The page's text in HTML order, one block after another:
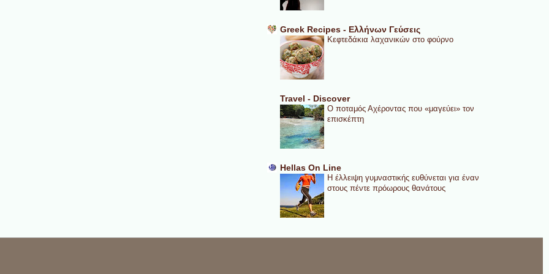
Greek Recipes - Ελλήνων Γεύσεις
Κεφτεδάκια λαχανικών στο φούρνο
Travel - Discover
Ο ποταμός Αχέροντας που «μαγεύει» τον
επισκέπτη
Hellas On Line
Η έλλειψη γυμναστικής ευθύνεται για έναν
στους πέντε πρόωρους θανάτους